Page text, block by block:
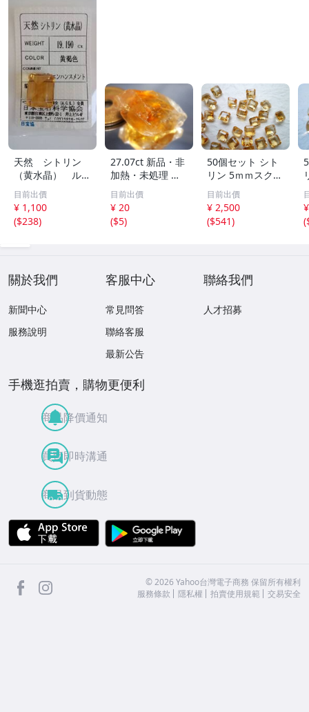
天然 シトリン
（黄水晶） ルー
ス 16.9ｘ13.5ｘ
12ｍｍ、19.190c
t ソーティング
付き 難あり
目前出價
¥ 1,100
($238)
27.07ct 新品・非
加熱・未処理 天
然シトリン原石
ブラジル産
目前出價
¥ 20
($5)
50個セット シト
リン 5ｍｍスクエ
アカット 33.4ct
黄水晶 大量 まと
め【匿名配送 送
料込】
目前出價
¥ 2,500
($541)
(
關於我們
新聞中心
服務說明
客服中心
常見問答
聯絡客服
最新公告
聯絡我們
人才招募
手機逛拍賣，購物更便利
商品降價通知
買賣即時溝通
商品到貨動態
APP Store
facebook ©2026 Yahoo台灣電子商務 保留所有權利
服務條款
隱私權 拍賣使用規範 交易安全